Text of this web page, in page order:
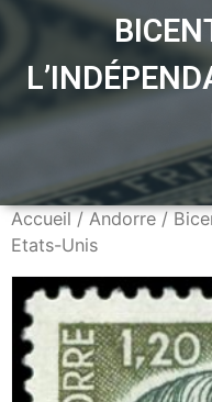
Accueil/Andorre/
Etats-Unis